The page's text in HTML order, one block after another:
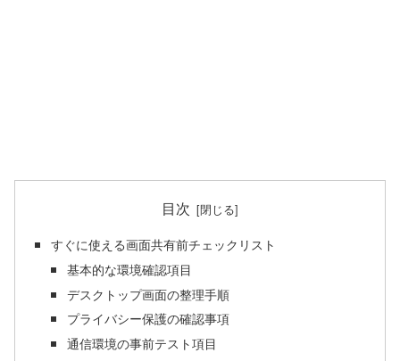
目次
すぐに使える画面共有前チェックリスト
基本的な環境確認項目
デスクトップ画面の整理手順
プライバシー保護の確認事項
通信環境の事前テスト項目